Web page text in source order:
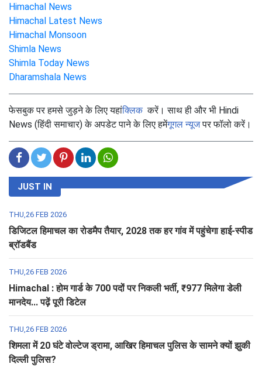
Himachal News
Himachal Latest News
Himachal Monsoon
Shimla News
Shimla Today News
Dharamshala News
फेसबुक पर हमसे जुड़ने के लिए यहांक्लिककरें। साथ ही और भी Hindi
News (हिंदी समाचार) के अपडेट पाने के लिए हमेंगूगल न्यूजपर फॉलो करें।
JUST IN
THU,26 FEB 2026
डिजिटल हिमाचल का रोडमैप तैयार, 2028 तक हर गांव में पहुंचेगा हाई-स्पीड
ब्रॉडबैंड
THU,26 FEB 2026
Himachal : होम गार्ड के 700 पदों पर निकली भर्ती, ₹977 मिलेगा डेली
मानदेय... पढ़ें पूरी डिटेल
THU,26 FEB 2026
शिमला में 20 घंटे वोल्टेज ड्रामा, आखिर हिमाचल पुलिस के सामने क्यों झुकी
दिल्ली पुलिस?